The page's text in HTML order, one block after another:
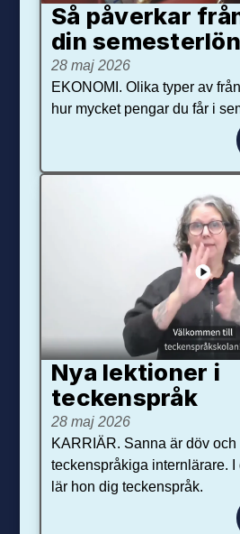
Så påverkar
din semester­lön
28 maj 2026
EKONOMI. Olika typer av
hur mycket pengar du får i
Nya lektioner i
teckenspråk
28 maj 2026
KARRIÄR. Sanna är döv
teckenspråkiga internlärare. I
lär hon dig teckenspråk.